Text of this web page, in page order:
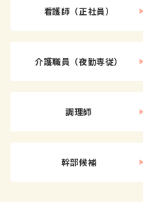
看護師（正社員）
介護職員（夜勤専従）
調理師
幹部候補